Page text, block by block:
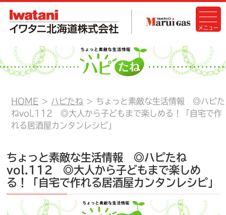
HOME ハピたね
ちょっと素敵な生活情報 ◎ハピた
ねvol.112 ◎大人から子どもまで楽しめる！「自宅で作
れる居酒屋カンタンレシピ」
ちょっと素敵な生活情報 ◎ハピたね
vol.112 ◎大人から子どもまで楽しめ
る！「自宅で作れる居酒屋カンタンレシピ」